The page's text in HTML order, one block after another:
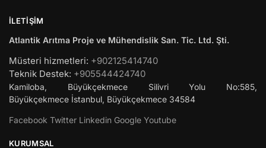
İLETIŞIM
Atlantik Arıtma Proje ve Mühendislik San. Tic. Ltd. Şti.
Müsteri hizmetleri: +902125414740
Teknik Destek: +905544424740
Kamiloba, Büyükçekmece Silivri Yolu No:585,
Büyükçekmece İstanbul, Büyükçekmece 34584
Facebook Twitter Linkedin Google Youtube
KURUMSAL